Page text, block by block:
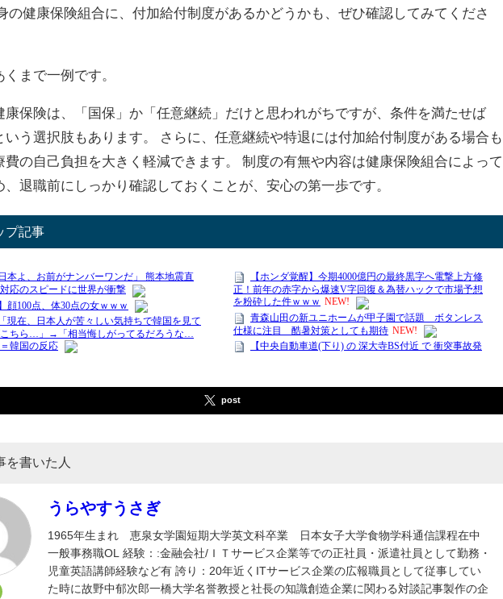
の健康保険組合に、付加給付制度があるかどうかも、ぜひ確認してみてくださ
まで一例です。
康保険は、「国保」か「任意継続」だけと思われがちですが、条件を満たせば
いう選択肢もあります。 さらに、任意継続や特退には付加給付制度がある場合も
費の自己負担を大きく軽減できます。 制度の有無や内容は健康保険組合によって
、退職前にしっかり確認しておくことが、安心の第一歩です。
プ記事
post
を書いた人
うらやすうさぎ
1965年生まれ 恵泉女学園短期大学英文科卒業 日本女子大学食物学科通信課程在中
一般事務職OL 経験：:金融会社/ＩＴサービス企業等での正社員・派遣社員として勤務・
児童英語講師経験など有 誇り：20年近くITサービス企業の広報職員として従事してい
た時に故野中郁次郎一橋大学名誉教授と社長の知識創造企業に関わる対談記事製作の企